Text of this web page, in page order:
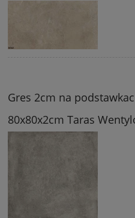
Gres 2cm na
80x80x2cm Taras